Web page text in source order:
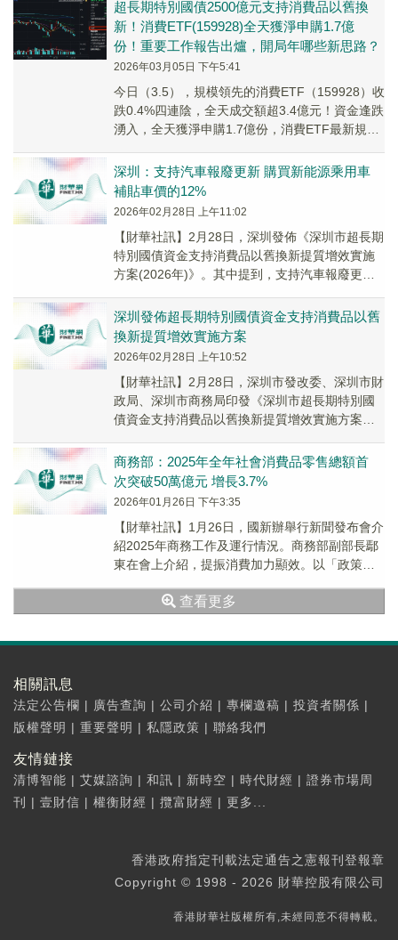
超長期特別國債2500億元支持消費品以舊換
新！消費ETF(159928)全天獲淨申購1.7億
份！重要工作報告出爐，開局年哪些新思路？
2026年03月05日 下午5:41
今日（3.5），規模領先的消費ETF（159928）收
跌0.4%四連陰，全天成交額超3.4億元！資金逢跌
湧入，全天獲淨申購1.7億份，消費ETF最新規模
深圳：支持汽車報廢更新 購買新能源乘用車
補貼車價的12%
2026年02月28日 上午11:02
【財華社訊】2月28日，深圳發佈《深圳市超長期
特別國債資金支持消費品以舊換新提質增效實施
方案(2026年)》。其中提到，支持汽車報廢更
併...
深圳發佈超長期特別國債資金支持消費品以舊
換新提質增效實施方案
2026年02月28日 上午10:52
​【財華社訊】2月28日，深圳市發改委、深圳市財
政局、深圳市商務局印發《深圳市超長期特別國
債資金支持消費品以舊換新提質增效實施方案
市...
商務部：2025年全年社會消費品零售總額首
次突破50萬億元 增長3.7%
2026年01月26日 下午3:35
【財華社訊】1月26日，國新辦舉行新聞發布會介
紹2025年商務工作及運行情況。商務部副部長鄢
東在會上介紹，提振消費加力顯效。以「政策＋
查看更多
相關訊息
法定公告欄 | 廣告查詢 | 公司介紹 | 專欄邀稿 | 投資者關係 |
版權聲明 | 重要聲明 | 私隱政策 | 聯絡我們
友情鏈接
清博智能 | 艾媒諮詢 | 和訊 | 新時空 | 時代財經 | 證券市場周
刊
| 壹財信 | 權衡財經 | 攬富財經 | 更多...
香港政府指定刊載法定通告之憲報刊登報章
Copyright © 1998 - 2026 財華控股有限公司
香港財華社版權所有,未經同意不得轉載。